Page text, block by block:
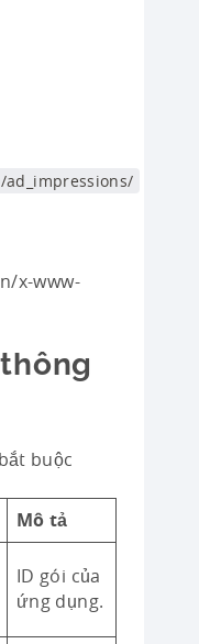
x-www-
buộc
Mô tả
ID gói của
ứng dụng.